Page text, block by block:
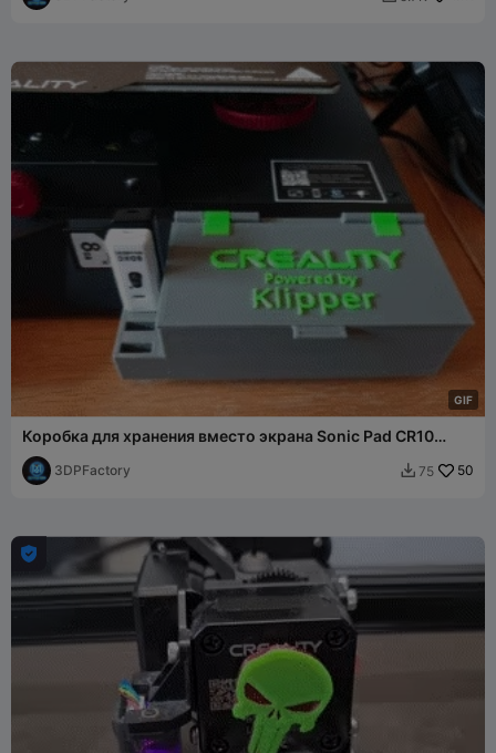
GIF
Коробка для хранения вместо экрана Sonic Pad CR10
Smart Pro
3DPFactory  75 50
